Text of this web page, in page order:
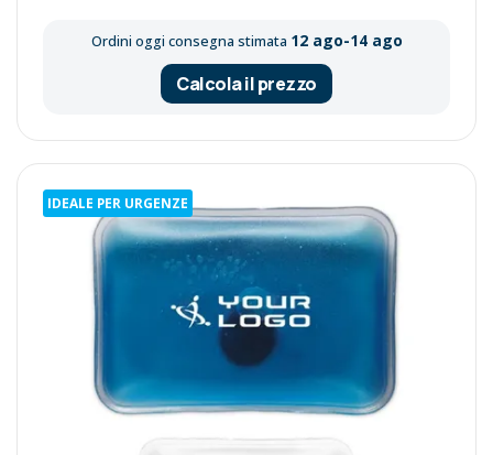
Ordini oggi consegna stimata 12 ago-14 ago
Calcola il prezzo
IDEALE PER URGENZE